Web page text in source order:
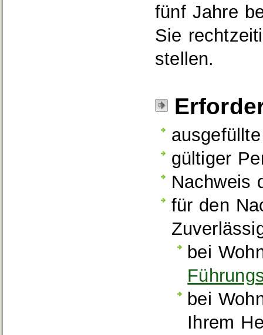
fünf Jahre
Sie
stellen.
gültiger
Nachweis
für den
bei
bei
Ihrem